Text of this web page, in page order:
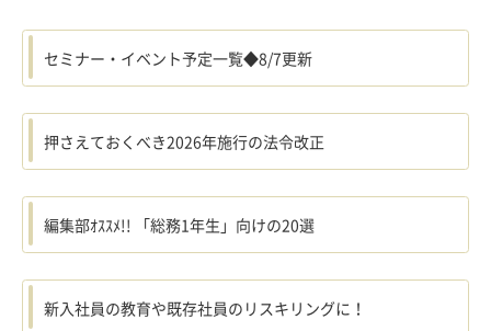
セミナー・イベント予定一覧◆8/7更新
押さえておくべき2026年施行の法令改正
編集部ｵｽｽﾒ!! 「総務1年生」向けの20選
新入社員の教育や既存社員のリスキリングに！